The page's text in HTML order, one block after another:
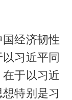
经济韧性
习近平同
于以习近
特别是习